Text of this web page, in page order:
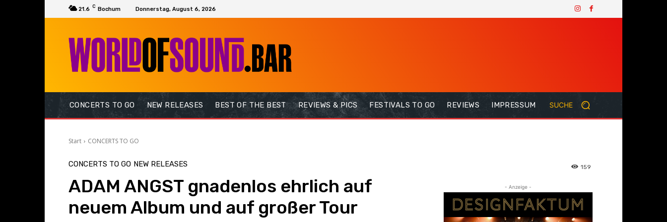
21.6 C Bochum Donnerstag, August 6, 2026
CONCERTS TO GO NEW RELEASES BEST OF THE BEST REVIEWS & PICS FESTIVALS TO GO REVIEWS IMPRESSUM SUCHE
Start CONCERTS TO GO
CONCERTS TO GO NEW RELEASES
ADAM ANGST gnadenlos ehrlich auf
neuem Album und auf großer Tour
159
- Anzeige -